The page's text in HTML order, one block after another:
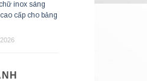
inox sáng
cấp cho bảng